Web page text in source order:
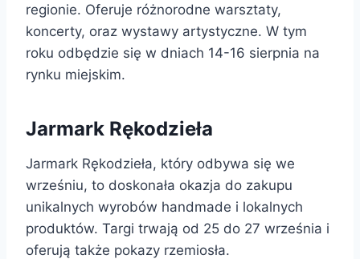
regionie. Oferuje różnorodne warsztaty,
koncerty, oraz wystawy artystyczne. W tym
roku odbędzie się w dniach 14-16 sierpnia na
rynku miejskim.
Jarmark Rękodzieła
Jarmark Rękodzieła, który odbywa się we
wrześniu, to doskonała okazja do zakupu
unikalnych wyrobów handmade i lokalnych
produktów. Targi trwają od 25 do 27 września i
oferują także pokazy rzemiosła.